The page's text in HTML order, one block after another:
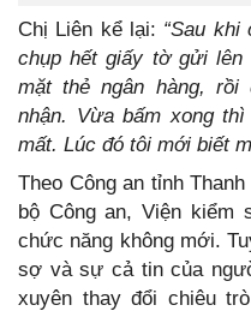
Chị Liên kể lại: “Sau khi
chụp hết giấy tờ gửi lên
mặt thẻ ngân hàng,
nhận. Vừa bấm xong
mất. Lúc đó tôi mới biết
Theo Công an tỉnh
bộ Công an, Viện kiểm
chức năng không mới.
sợ và sự cả tin của
xuyên thay đổi chiêu